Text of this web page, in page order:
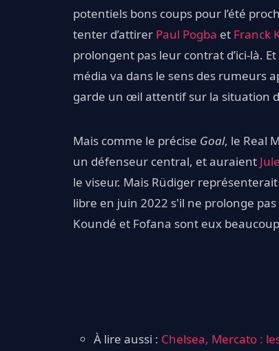
potentiels bons coups pour l’été
tenter d’attirer Paul Pogba et Franck
prolongent pas leur contrat d’ici-là. Et
média va dans le sens des rumeurs
garde un œil attentif sur la situation
Mais comme le précise Goal, le Real
un défenseur central, et auraient
le viseur. Mais Rüdiger
libre en juin 2022 s'il ne prolonge
Koundé et Fofana sont eux
À lire aussi : Chelsea, Mercato :